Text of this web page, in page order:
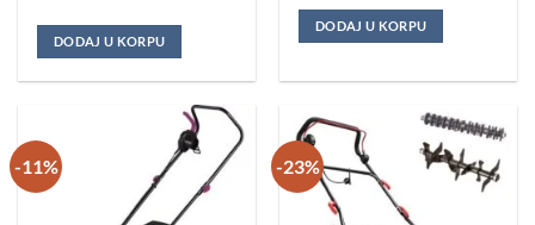
DODAJ U KORPU
DODAJ U KORPU
-11% -23%